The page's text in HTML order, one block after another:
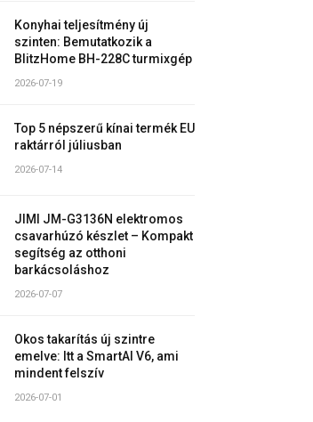
Konyhai teljesítmény új
szinten: Bemutatkozik a
BlitzHome BH-228C turmixgép
2026-07-19
Top 5 népszerű kínai termék EU
raktárról júliusban
2026-07-14
JIMI JM-G3136N elektromos
csavarhúzó készlet – Kompakt
segítség az otthoni
barkácsoláshoz
2026-07-07
Okos takarítás új szintre
emelve: Itt a SmartAI V6, ami
mindent felszív
2026-07-01